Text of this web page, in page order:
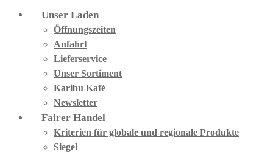
Unser Laden
Öffnungszeiten
Anfahrt
Lieferservice
Unser Sortiment
Karibu Kafé
Newsletter
Fairer Handel
Kriterien für globale und regionale Produkte
Siegel